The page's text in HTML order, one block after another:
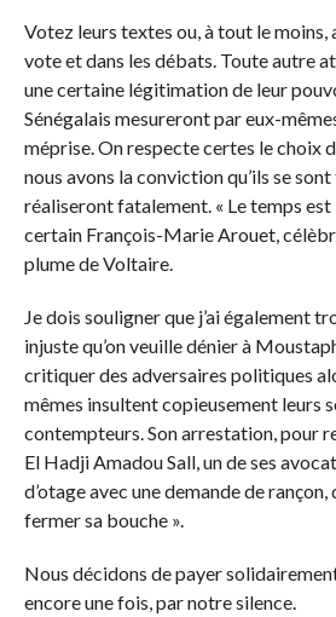
Votez leurs textes ou, à tout le
vote et dans les débats. Toute autre
une certaine légitimation de leur
Sénégalais mesureront par eux-
méprise. On respecte certes le choix
nous avons la conviction qu’ils se
réaliseront fatalement. « Le temps est
certain François-Marie Arouet,
plume de Voltaire.
Je dois souligner que j’ai également
injuste qu’on veuille dénier à
critiquer des adversaires politiques
mêmes insultent copieusement leurs
contempteurs. Son arrestation, pour
El Hadji Amadou Sall, un de ses
d’otage avec une demande de rançon,
fermer sa bouche ».
Nous décidons de payer solidairement
encore une fois, par notre silence.